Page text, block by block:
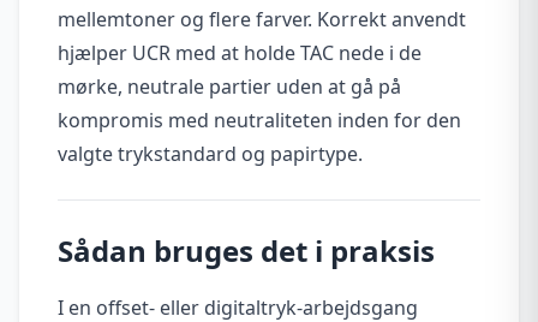
mellemtoner og flere farver. Korrekt anvendt
hjælper UCR med at holde TAC nede i de
mørke, neutrale partier uden at gå på
kompromis med neutraliteten inden for den
valgte trykstandard og papirtype.
Sådan bruges det i praksis
I en offset- eller digitaltryk-arbejdsgang